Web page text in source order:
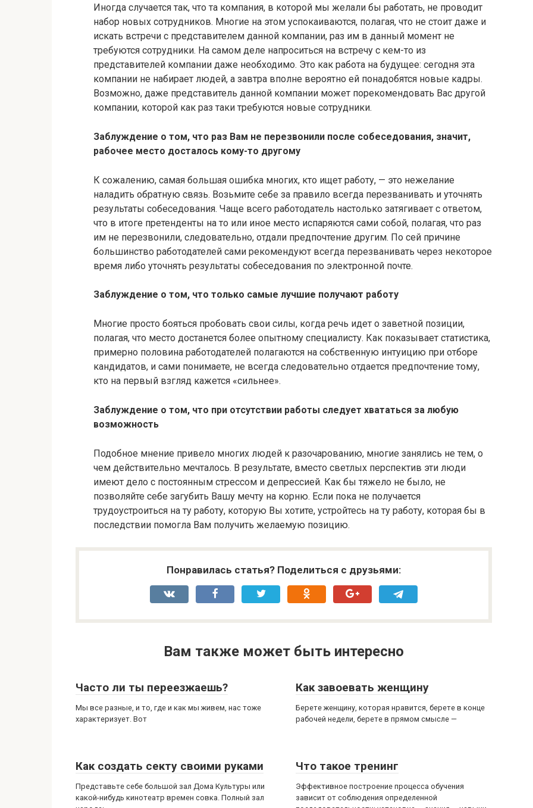
Иногда случается так, что та компания, в которой мы желали бы работать, не проводит
набор новых сотрудников. Многие на этом успокаиваются, полагая, что не стоит даже и
искать встречи с представителем данной компании, раз им в данный момент не
требуются сотрудники. На самом деле напроситься на встречу с кем-то из
представителей компании даже необходимо. Это как работа на будущее: сегодня эта
компании не набирает людей, а завтра вполне вероятно ей понадобятся новые кадры.
Возможно, даже представитель данной компании может порекомендовать Вас другой
компании, которой как раз таки требуются новые сотрудники.
Заблуждение о том, что раз Вам не перезвонили после собеседования, значит,
рабочее место досталось кому-то другому
К сожалению, самая большая ошибка многих, кто ищет работу, — это нежелание
наладить обратную связь. Возьмите себе за правило всегда перезванивать и уточнять
результаты собеседования. Чаще всего работодатель настолько затягивает с ответом,
что в итоге претенденты на то или иное место испаряются сами собой, полагая, что раз
им не перезвонили, следовательно, отдали предпочтение другим. По сей причине
большинство работодателей сами рекомендуют всегда перезванивать через некоторое
время либо уточнять результаты собеседования по электронной почте.
Заблуждение о том, что только самые лучшие получают работу
Многие просто бояться пробовать свои силы, когда речь идет о заветной позиции,
полагая, что место достанется более опытному специалисту. Как показывает статистика,
примерно половина работодателей полагаются на собственную интуицию при отборе
кандидатов, и сами понимаете, не всегда следовательно отдается предпочтение тому,
кто на первый взгляд кажется «сильнее».
Заблуждение о том, что при отсутствии работы следует хвататься за любую
возможность
Подобное мнение привело многих людей к разочарованию, многие занялись не тем, о
чем действительно мечталось. В результате, вместо светлых перспектив эти люди
имеют дело с постоянным стрессом и депрессией. Как бы тяжело не было, не
позволяйте себе загубить Вашу мечту на корню. Если пока не получается
трудоустроиться на ту работу, которую Вы хотите, устройтесь на ту работу, которая бы в
последствии помогла Вам получить желаемую позицию.
Понравилась статья? Поделиться с друзьями:
Вам также может быть интересно
Часто ли ты переезжаешь?
Мы все разные, и то, где и как мы живем, нас тоже
характеризует. Вот
Как завоевать женщину
Берете женщину, которая нравится, берете в конце
рабочей недели, берете в прямом смысле —
Как создать секту своими руками
Представьте себе большой зал Дома Культуры или
какой-нибудь кинотеатр времен совка. Полный зал
Что такое тренинг
Эффективное построение процесса обучения
зависит от соблюдения определенной